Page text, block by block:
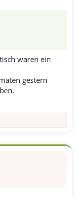
waren ein
gestern